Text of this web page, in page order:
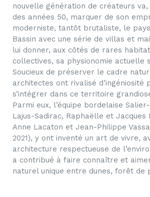
nouvelle génération de créateurs
des années 50, marquer de son
moderniste, tantôt brutaliste, le
Bassin avec une série de villas et
lui donner, aux côtés de rares
collectives, sa physionomie actuelle
Soucieux de préserver le cadre
architectes ont rivalisé d’ingéniosité
s’intégrer dans ce territoire
Parmi eux, l’équipe bordelaise
Lajus-Sadirac, Raphaëlle et Jacques
Anne Lacaton et Jean-Philippe
2021), y ont inventé un art de vivre,
architecture respectueuse de
a contribué à faire connaître et
naturel unique entre dunes, forêt de